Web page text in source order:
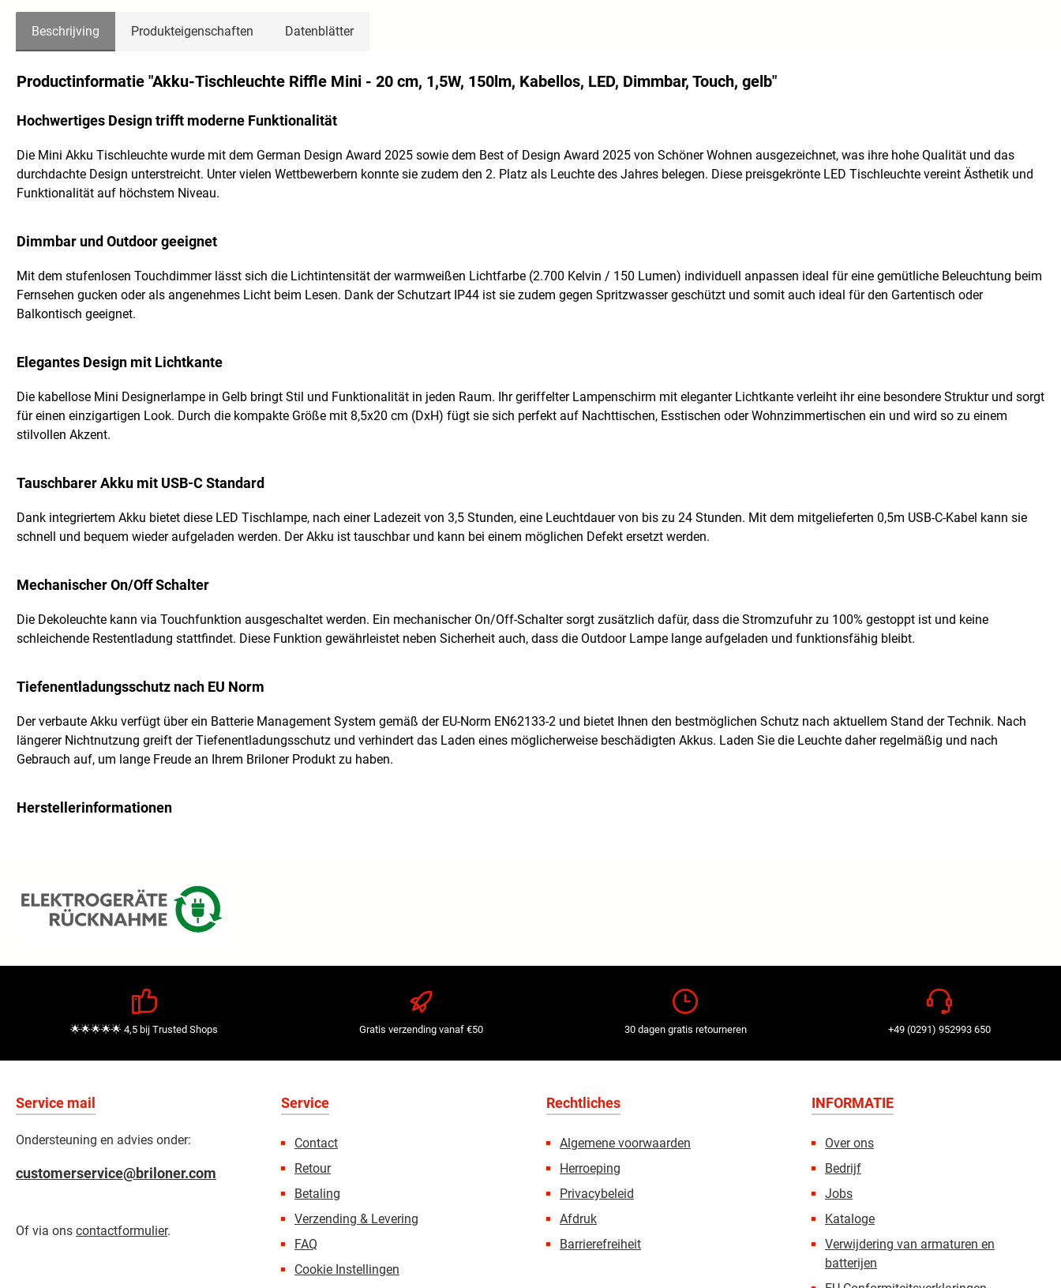
Beschrijving Produkteigenschaften Datenblätter
Productinformatie "Akku-Tischleuchte Riffle Mini - 20 cm, 1,5W, 150lm, Kabellos, LED, Dimmbar, Touch, gelb"
Hochwertiges Design trifft moderne Funktionalität
Die Mini Akku Tischleuchte wurde mit dem German Design Award 2025 sowie dem Best of Design Award 2025 von Schöner Wohnen ausgezeichnet, was ihre hohe Qualität und das
durchdachte Design unterstreicht. Unter vielen Wettbewerbern konnte sie zudem den 2. Platz als Leuchte des Jahres belegen. Diese preisgekrönte LED Tischleuchte vereint Ästhetik und
Funktionalität auf höchstem Niveau.
Dimmbar und Outdoor geeignet
Mit dem stufenlosen Touchdimmer lässt sich die Lichtintensität der warmweißen Lichtfarbe (2.700 Kelvin / 150 Lumen) individuell anpassen ideal für eine gemütliche Beleuchtung beim
Fernsehen gucken oder als angenehmes Licht beim Lesen. Dank der Schutzart IP44 ist sie zudem gegen Spritzwasser geschützt und somit auch ideal für den Gartentisch oder
Balkontisch geeignet.
Elegantes Design mit Lichtkante
Die kabellose Mini Designerlampe in Gelb bringt Stil und Funktionalität in jeden Raum. Ihr geriffelter Lampenschirm mit eleganter Lichtkante verleiht ihr eine besondere Struktur und sorgt
für einen einzigartigen Look. Durch die kompakte Größe mit 8,5x20 cm (DxH) fügt sie sich perfekt auf Nachttischen, Esstischen oder Wohnzimmertischen ein und wird so zu einem
stilvollen Akzent.
Tauschbarer Akku mit USB-C Standard
Dank integriertem Akku bietet diese LED Tischlampe, nach einer Ladezeit von 3,5 Stunden, eine Leuchtdauer von bis zu 24 Stunden. Mit dem mitgelieferten 0,5m USB-C-Kabel kann sie
schnell und bequem wieder aufgeladen werden. Der Akku ist tauschbar und kann bei einem möglichen Defekt ersetzt werden.
Mechanischer On/Off Schalter
Die Dekoleuchte kann via Touchfunktion ausgeschaltet werden. Ein mechanischer On/Off-Schalter sorgt zusätzlich dafür, dass die Stromzufuhr zu 100% gestoppt ist und keine
schleichende Restentladung stattfindet. Diese Funktion gewährleistet neben Sicherheit auch, dass die Outdoor Lampe lange aufgeladen und funktionsfähig bleibt.
Tiefenentladungsschutz nach EU Norm
Der verbaute Akku verfügt über ein Batterie Management System gemäß der EU-Norm EN62133-2 und bietet Ihnen den bestmöglichen Schutz nach aktuellem Stand der Technik. Nach
längerer Nichtnutzung greift der Tiefenentladungsschutz und verhindert das Laden eines möglicherweise beschädigten Akkus. Laden Sie die Leuchte daher regelmäßig und nach
Gebrauch auf, um lange Freude an Ihrem Briloner Produkt zu haben.
Herstellerinformationen
🌟🌟🌟🌟🌟 4,5 bij Trusted Shops Gratis verzending vanaf €50 30 dagen gratis retourneren +49 (0291) 952993 650
Service mail
Ondersteuning en advies onder:
customerservice@briloner.com
Of via ons contactformulier.
Service
Contact
Retour
Betaling
Verzending & Levering
FAQ
Cookie Instellingen
Rechtliches
Algemene voorwaarden
Herroeping
Privacybeleid
Afdruk
Barrierefreiheit
INFORMATIE
Over ons
Bedrijf
Jobs
Kataloge
Verwijdering van armaturen en
batterijen